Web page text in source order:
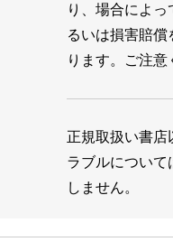
り、場合によ
るいは損害賠
ります。ご注意
正規取扱い書店
ラブルについて
しません。